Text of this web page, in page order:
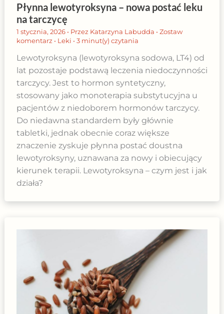
Płynna lewotyroksyna – nowa postać leku
na tarczycę
1 stycznia, 2026 • Przez Katarzyna Labudda • Zostaw
komentarz • Leki • 3 minut(y) czytania
Lewotyroksyna (lewotyroksyna sodowa, LT4) od
lat pozostaje podstawą leczenia niedoczynności
tarczycy. Jest to hormon syntetyczny,
stosowany jako monoterapia substytucyjna u
pacjentów z niedoborem hormonów tarczycy.
Do niedawna standardem były głównie
tabletki, jednak obecnie coraz większe
znaczenie zyskuje płynna postać doustna
lewotyroksyny, uznawana za nowy i obiecujący
kierunek terapii. Lewotyroksyna – czym jest i jak
działa?